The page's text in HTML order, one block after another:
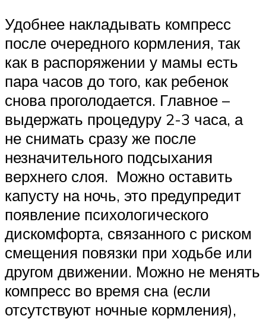
Удобнее накладывать компресс
после очередного кормления, так
как в распоряжении у мамы есть
пара часов до того, как ребенок
снова проголодается. Главное –
выдержать процедуру 2-3 часа, а
не снимать сразу же после
незначительного подсыхания
верхнего слоя. Можно оставить
капусту на ночь, это предупредит
появление психологического
дискомфорта, связанного с риском
смещения повязки при ходьбе или
другом движении. Можно не менять
компресс во время сна (если
отсутствуют ночные кормления),